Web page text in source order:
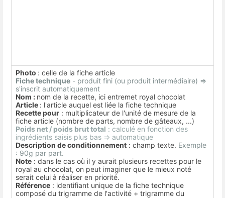
Photo : celle de la fiche article
Fiche technique - produit fini (ou produit intermédiaire) =>
s'inscrit automatiquement
Nom : nom de la recette, ici entremet royal chocolat
Article : l'article auquel est liée la fiche technique
Recette pour : multiplicateur de l'unité de mesure de la
fiche article (nombre de parts, nombre de gâteaux, ...)
Poids net / poids brut total : calculé en fonction des
ingrédients saisis plus bas => automatique
Description de conditionnement : champ texte. Exemple
: 90g par part.
Note : dans le cas où il y aurait plusieurs recettes pour le
royal au chocolat, on peut imaginer que le mieux noté
serait celui à réaliser en priorité.
Référence : identifiant unique de la fiche technique
composé du trigramme de l'activité + trigramme du